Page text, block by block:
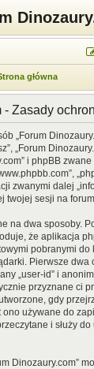
główna
- Zasady
„Forum
„Forum
i phpBB zwane
zwanymi dalej
twojej sesji na
na dwa sposoby.
że aplikacja
pobranymi
Pierwsze dwa
„user-id” i
przyznane ci
gdy
ono używane do
i służy
Dinozaury.com”